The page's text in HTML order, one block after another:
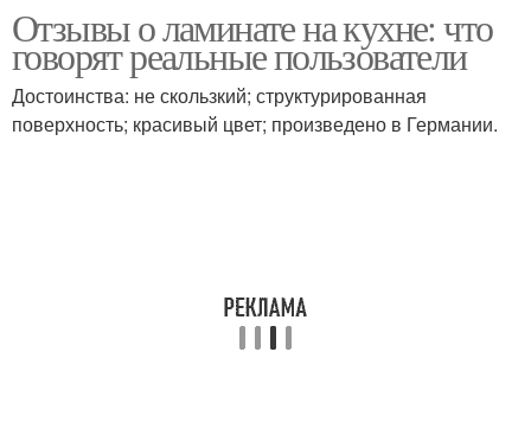
Отзывы о ламинате на кухне: что
говорят реальные пользователи
Достоинства: не скользкий; структурированная
поверхность; красивый цвет; произведено в Германии.